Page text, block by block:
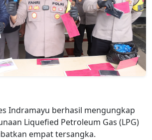
Indramayu berhasil mengungkap
Liquefied Petroleum Gas (LPG)
empat tersangka.